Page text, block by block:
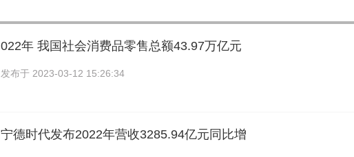
022年 我国社会消费品零售总额43.97万亿元
发布于 2023-03-12 15:26:34
宁德时代发布2022年营收3285.94亿元同比增